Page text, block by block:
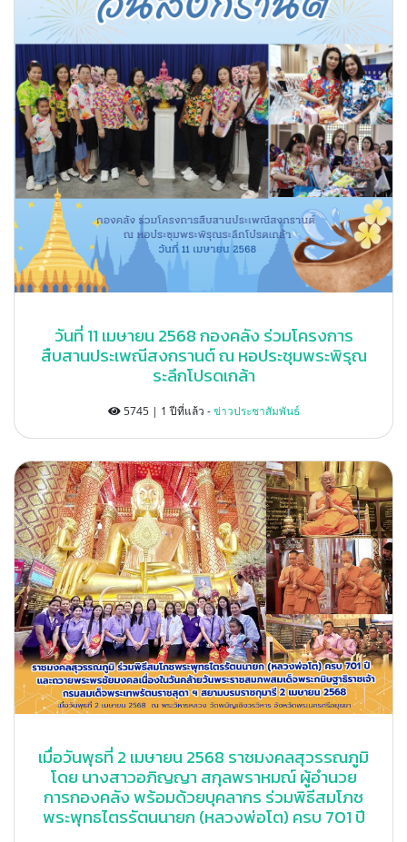
วันที่ 11 เมษายน 2568 กองคลัง ร่วมโครงการ
สืบสานประเพณีสงกรานต์ ณ หอประชุมพระพิรุณ
ระลึกโปรดเกล้า
5745 | 1 ปีที่แล้ว -ข่าวประชาสัมพันธ์
เมื่อวันพุธที่ 2 เมษายน 2568 ราชมงคลสุวรรณภูมิ
โดย นางสาวอภิญญา สกุลพราหมณ์ ผู้อำนวย
การกองคลัง พร้อมด้วยบุคลากร ร่วมพิธีสมโภช
พระพุทธไตรรัตนนายก (หลวงพ่อโต) ครบ 701 ปี